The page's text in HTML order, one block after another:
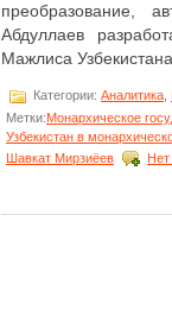
преобразование,
Абдуллаев
Мажлиса
Категории: Аналитика
Метки:Монархическое
Узбекистан в
Шавкат Мирзиёев